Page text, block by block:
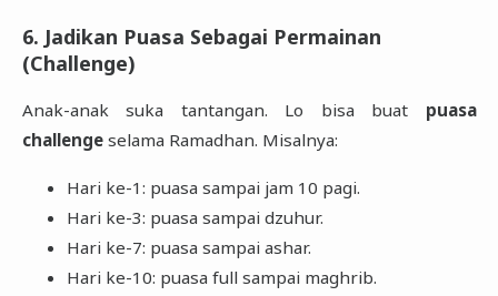
6. Jadikan Puasa Sebagai Permainan
(Challenge)
Anak-anak suka tantangan. Lo bisa buat puasa
challengeselama Ramadhan. Misalnya:
Hari ke-1: puasa sampai jam 10 pagi.
Hari ke-3: puasa sampai dzuhur.
Hari ke-7: puasa sampai ashar.
Hari ke-10: puasa full sampai maghrib.